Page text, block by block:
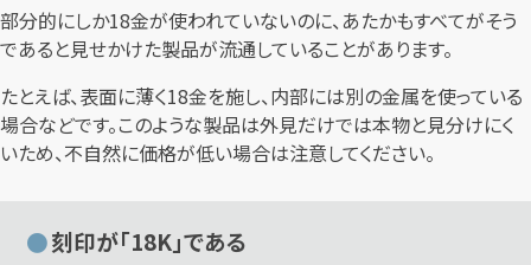
部分的にしか18金が使われていないのに、あたかもすべてがそう
であると見せかけた製品が流通していることがあります。
たとえば、表面に薄く18金を施し、内部には別の金属を使っている
場合などです。このような製品は外見だけでは本物と見分けにく
いため、不自然に価格が低い場合は注意してください。
刻印が「18K」である